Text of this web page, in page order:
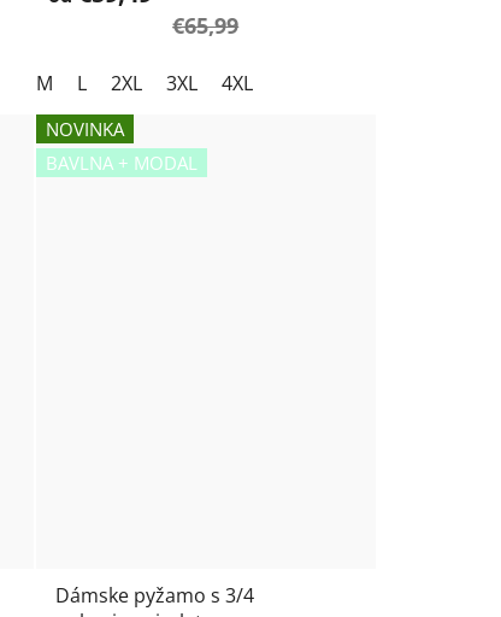
€65,99
M L 2XL 3XL 4XL
NOVINKA
BAVLNA + MODAL
Dámske pyžamo s 3/4